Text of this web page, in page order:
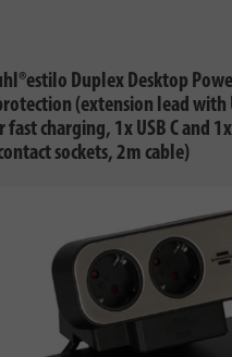
Duplex Desktop
(extension lead with
charging, 1x USB C and
sockets, 2m cable)